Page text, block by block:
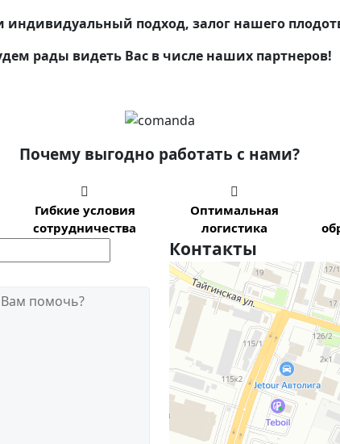
подход, залог нашего
рады видеть Вас в числе наших партнеров!
Почему выгодно работать с нами?

Гибкие условия
сотрудничества

Оптимальная
логистика
помочь?
Контакты
Новосибирск
Тайгинская улица, 2 на карте